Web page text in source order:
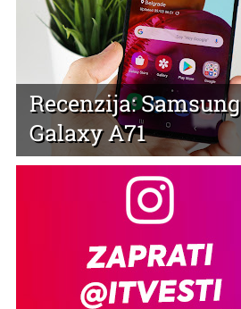
Recenzija: Samsung
Galaxy A71